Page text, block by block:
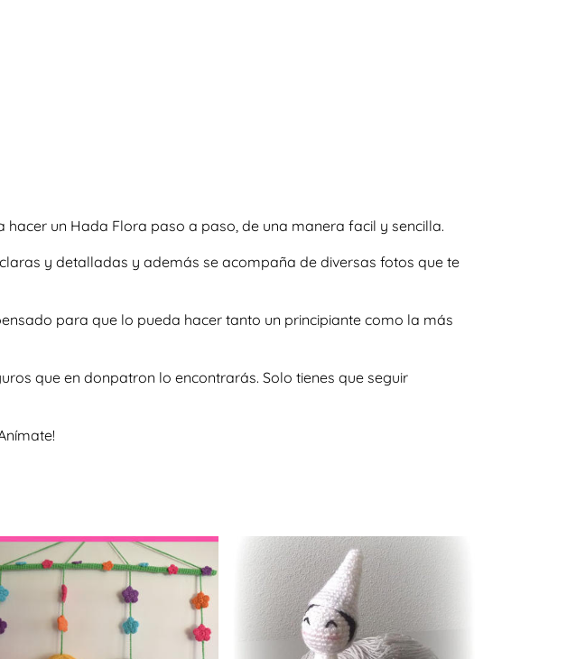
un Hada Flora paso a paso, de una manera facil y sencilla.
y detalladas y además se acompaña de diversas fotos que te
para que lo pueda hacer tanto un principiante como la más
que en donpatron lo encontrarás. Solo tienes que seguir